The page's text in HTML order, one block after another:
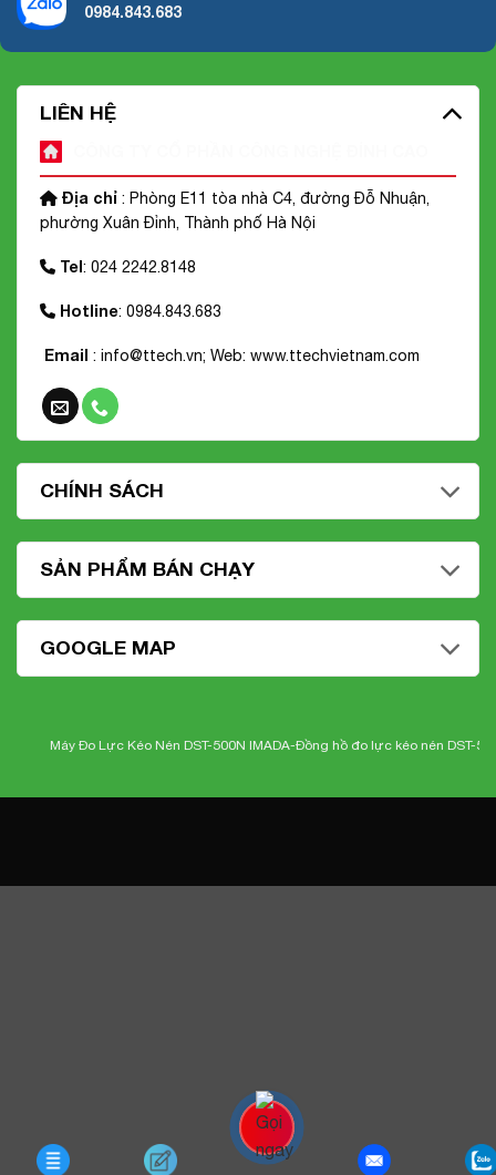
0984.843.683
LIÊN HỆ
Địa chỉ : Phòng E11 tòa nhà C4, đường Đỗ Nhuận,
phường Xuân Đỉnh, Thành phố Hà Nội
Tel: 024 2242.8148
Hotline: 0984.843.683
Email : info@ttech.vn; Web: www.ttechvietnam.com
CHÍNH SÁCH
SẢN PHẨM BÁN CHẠY
GOOGLE MAP
Máy Đo Lực Kéo Nén DST-500N IMADA-Đồng hồ đo lực kéo nén DST-500N